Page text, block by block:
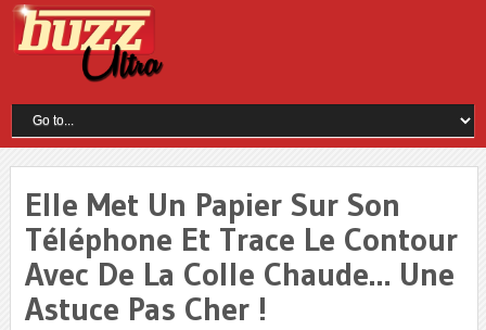
Elle Met Un Papier Sur Son
Téléphone Et Trace Le Contour
Avec De La Colle Chaude… Une
Astuce Pas Cher !